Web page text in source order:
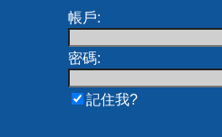
帳戶:
密碼:
記住我?